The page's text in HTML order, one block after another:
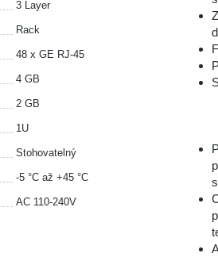
3 Layer
Rack
48 x GE RJ-45
4 GB
2 GB
1U
Stohovatelný
-5 °С až +45 °С
AC 110-240V